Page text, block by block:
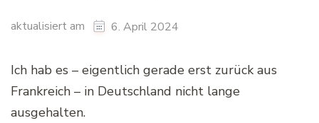
aktualisiert am 6. April 2024
Ich hab es – eigentlich gerade erst zurück aus
Frankreich – in Deutschland nicht lange
ausgehalten.